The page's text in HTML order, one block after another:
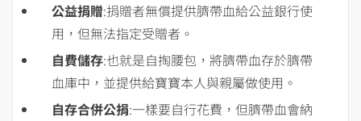
公益捐贈:捐贈者無償提供臍帶血給公益銀行使
用，但無法指定受贈者。
自費儲存:也就是自掏腰包，將臍帶血存於臍帶
血庫中，並提供給寶寶本人與親屬做使用。
自存合併公捐:一樣要自行花費，但臍帶血會納